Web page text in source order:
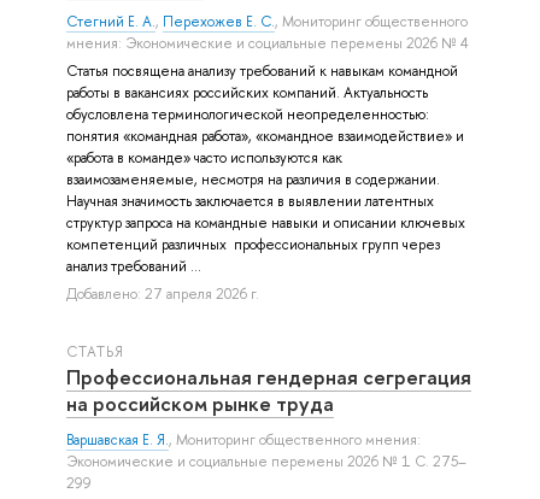
Стегний Е. А., Перехожев Е. С., Мониторинг общественного
мнения: Экономические и социальные перемены 2026 № 4
Статья посвящена анализу требований к навыкам командной
работы в вакансиях российских компаний. Актуальность
обусловлена терминологической неопределенностью:
понятия «командная работа», «командное взаимодействие» и
«работа в команде» часто используются как
взаимозаменяемые, несмотря на различия в содержании.
Научная значимость заключается в выявлении латентных
структур запроса на командные навыки и описании ключевых
компетенций различных профессиональных групп через
анализ требований ...
Добавлено: 27 апреля 2026 г.
СТАТЬЯ
Профессиональная гендерная сегрегация
на российском рынке труда
Варшавская Е. Я., Мониторинг общественного мнения:
Экономические и социальные перемены 2026 № 1 С. 275–
299